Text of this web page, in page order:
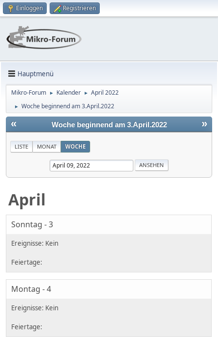
Einloggen Registrieren
Hauptmenü
Mikro-Forum ► Kalender ► April 2022
► Woche beginnend am 3.April.2022
« »
Woche beginnend am 3.April.2022
LISTE MONAT WOCHE
April
Sonntag - 3
Montag - 4